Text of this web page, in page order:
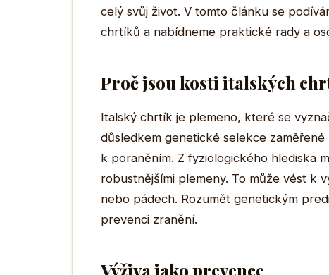
celý svůj život. V tomto článku se
chrtíků a nabídneme praktické rady a
Proč jsou kosti italských
Italský chrtík je plemeno, které se
důsledkem genetické selekce
k poraněním. Z fyziologického hlediska
robustnějšími plemeny. To může vést k
nebo pádech. Rozumět genetickým
prevenci zranění.
Výživa jako prevence